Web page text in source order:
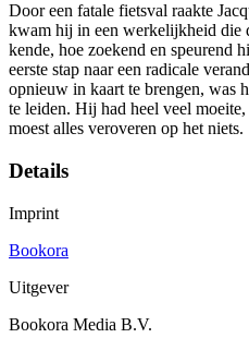
Door een fatale fietsval raakte
kwam hij in een werkelijkheid die
kende, hoe zoekend en speurend
eerste stap naar een radicale
opnieuw in kaart te brengen, was
te leiden. Hij had heel veel
moest alles veroveren op het niets.
Details
Imprint
Bookora
Uitgever
Bookora Media B.V.